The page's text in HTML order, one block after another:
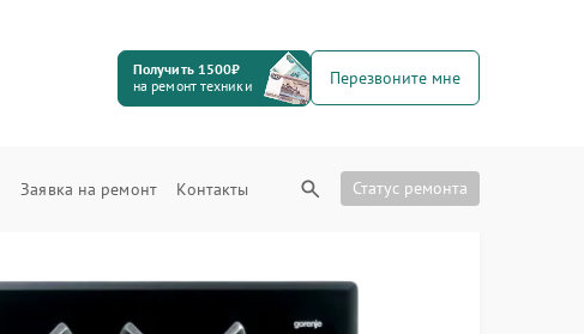
Получить 1500₽
на ремонт техники
Перезвоните мне
Заявка на ремонт Контакты Статус ремонта